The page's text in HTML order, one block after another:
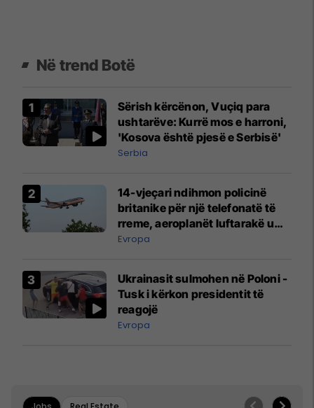
Në trend Botë
Sërish kërcënon, Vuçiq para
ushtarëve: Kurrë mos e harroni,
'Kosova është pjesë e Serbisë'
Serbia
14-vjeçari ndihmon policinë
britanike për një telefonatë të
rreme, aeroplanët luftarakë u
ngritën në ajër për të
Mançesterit
Evropa
Ukrainasit sulmohen në Poloni -
Tusk i kërkon presidentit të
reagojë
Evropa